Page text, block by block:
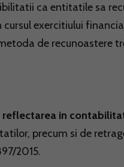
ca entitatile sa
exercitiului
de recunoastere
in
precum si de
2015.